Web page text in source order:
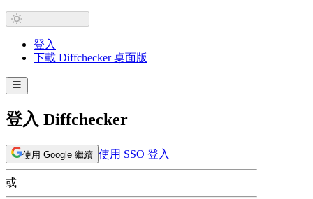
登入
下載 Diffchecker 桌面版
登入 Diffchecker
使用 Google 繼續 使用 SSO 登入
或